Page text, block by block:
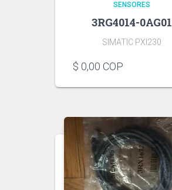
SENSORES
3RG4014-0AG01
SIMATIC PXI230
$ 0,00 COP